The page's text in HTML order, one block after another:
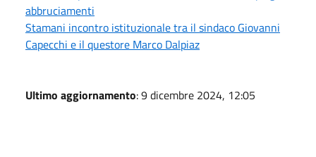
abbruciamenti
Stamani incontro istituzionale tra il sindaco Giovanni
Capecchi e il questore Marco Dalpiaz
Ultimo aggiornamento: 9 dicembre 2024, 12:05